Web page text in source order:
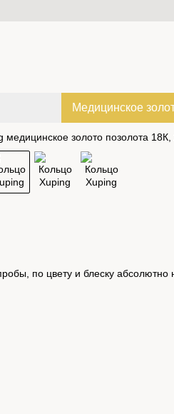
Медицинское
по цвету и блеску абсолютно